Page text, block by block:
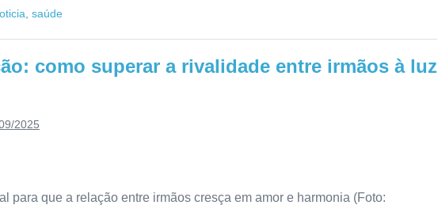
saúde
como superar a rivalidade entre irmãos à luz
2025
para que a relação entre irmãos cresça em amor e harmonia (Foto: